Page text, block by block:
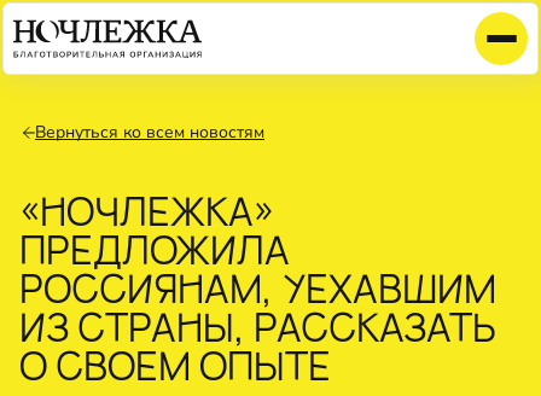
Вернуться ко всем новостям
«НОЧЛЕЖКА»
ПРЕДЛОЖИЛА
РОССИЯНАМ, УЕХАВШИМ
ИЗ СТРАНЫ, РАССКАЗАТЬ
О СВОЕМ ОПЫТЕ